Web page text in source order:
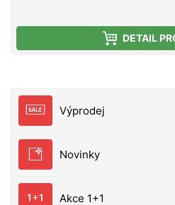
Výprodej
Novinky
Akce 1+1
neklouzavý elastický pas-
DETAIL